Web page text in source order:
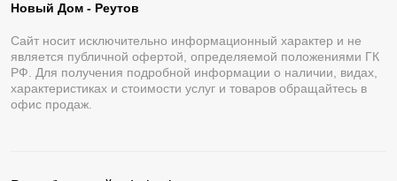
Новый Дом - Реутов
Сайт носит исключительно информационный характер и не
является публичной офертой, определяемой положениями ГК
РФ. Для получения подробной информации о наличии, видах,
характеристиках и стоимости услуг и товаров обращайтесь в
офис продаж.